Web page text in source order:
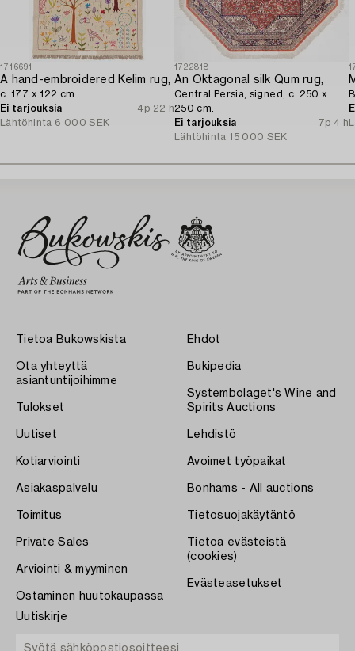
1716691
A hand-embroidered Kelim rug,
c. 177 x 122 cm.
Ei tarjouksia
4p 22 h
Lähtöhinta 6 000 SEK
1722818
An Oktagonal silk Qum rug,
Central Persia, signed, c. 250 x
250 cm.
Ei tarjouksia
7p 4 h
Lähtöhinta 15 000 SEK
Tietoa Bukowskista
Ota yhteyttä
asiantuntijoihimme
Tulokset
Uutiset
Kotiarviointi
Asiakaspalvelu
Toimitus
Private Sales
Arviointi & myyminen
Ostaminen huutokaupassa
Ehdot
Bukipedia
Systembolaget's Wine and
Spirits Auctions
Lehdistö
Avoimet työpaikat
Bonhams - All auctions
Tietosuojakäytäntö
Tietoa evästeistä
(cookies)
Evästeasetukset
Uutiskirje